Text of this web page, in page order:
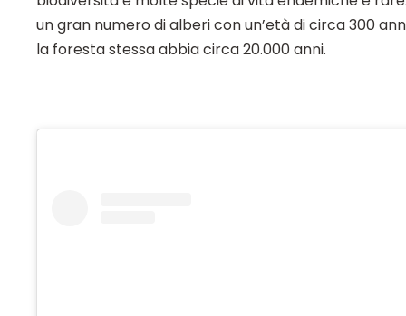
un gran numero di alberi con un’età di circa 300
la foresta stessa abbia circa 20.000 anni.